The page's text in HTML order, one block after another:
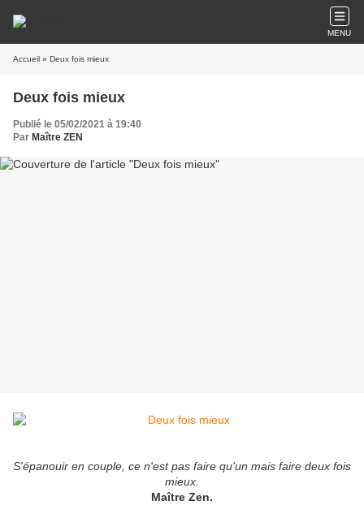
MENU
Accueil » Deux fois mieux
Deux fois mieux
Publié le 05/02/2021 à 19:40
Par Maître ZEN
S'épanouir en couple, ce n'est pas faire qu'un mais faire deux fois
mieux.
Maître Zen.